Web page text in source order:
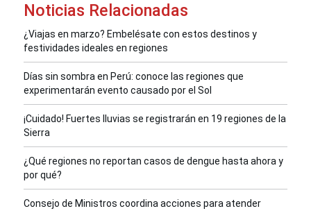
Noticias Relacionadas
¿Viajas en marzo? Embelésate con estos destinos y
festividades ideales en regiones
Días sin sombra en Perú: conoce las regiones que
experimentarán evento causado por el Sol
¡Cuidado! Fuertes lluvias se registrarán en 19 regiones de la
Sierra
¿Qué regiones no reportan casos de dengue hasta ahora y
por qué?
Consejo de Ministros coordina acciones para atender